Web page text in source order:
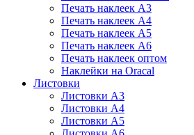
Печать наклеек А3
Печать наклеек А4
Печать наклеек А5
Печать наклеек А6
Печать наклеек оптом
Наклейки на Oracal
Листовки
Листовки А3
Листовки А4
Листовки А5